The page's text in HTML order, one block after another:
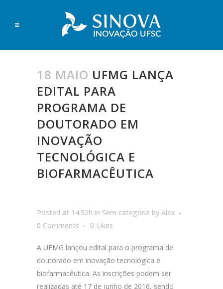
18 MAIO UFMG LANÇA
EDITAL PARA
PROGRAMA DE
DOUTORADO EM
INOVAÇÃO
TECNOLÓGICA E
BIOFARMACÊUTICA
Posted at 14:52h in Sem categoria by Alex
0 Comments
0 Likes
A UFMG lançou edital para o programa de
doutorado em inovação tecnológica e
biofarmacêutica. As inscrições podem ser
realizadas até 17 de junho de 2016, sendo